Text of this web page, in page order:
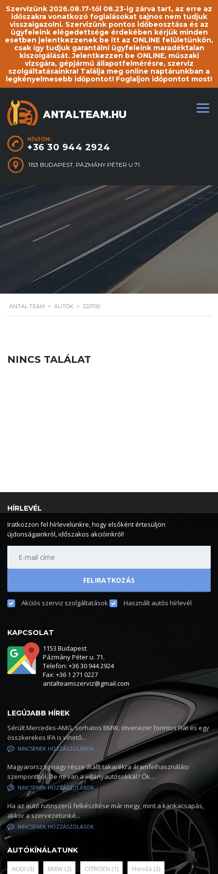
Szervizünk 2026.08.17-től 08.23-ig zárva tart, az erre az
időszakra vonatkozó foglalásokat sajnos nem tudjuk
visszaigazolni. Szervizünk pontos időbeosztása és az
ügyfeleink elégedettsége érdekében kérjük minden
esetben jelentkezzenek be itt az ONLINE felületünkön,
csak így tudjuk garantálni ügyfeleink maradéktalan
kiszolgálását. Jelentkezzen be ONLINE, műszaki
vizsgára, gépjármű állapotfelmérésre, szerviz
szolgáltatásainkra! Találja meg online naptárunkban a
legkényelmesebb időpontot! Foglaljon időpontot most!
HÍVJON:
+36 30 944 2924
1153 BUDAPEST, PÁZMÁNY PÉTER U 71.
ANTAL TEAM > AUTÓK > 220700
NINCS TALÁLAT
HÍRLEVÉL
Iratkozzon fel hírlevelünkre, hogy elsőként értesüljön
újdonságainkról, időszakos akcióinkról!
Akciós szerviz szolgáltatások Használt autós hírlevél
KAPCSOLAT
1153 Budapest
Pázmány Péter u. 71.
Telefon: +36 30 944 2924
Fax: +36 1 271 0227
antalteamszerviz@gmail.com
LEGÚJABB HÍREK
Sérült Mercedes-AMG, sorhatos BMW, ötvenezer forintos Fiat és egy
összkerekes IFA is vihető...
NINCSENEK HOZZÁSZÓLÁSOK
Magyarország nagy része átállt takarékra áramfelhasználási
szempontból. De mi van a villanyautósokkal? Ők...
NINCSENEK HOZZÁSZÓLÁSOK
Ha az autó rutinszerű felkészítése már megy, mint a karikacsapás,
akkor a szervezetünké...
NINCSENEK HOZZÁSZÓLÁSOK
AUTÓKÍNÁLATUNK
AUDI (3) BMW (2) CITROEN (1) Honda (3)